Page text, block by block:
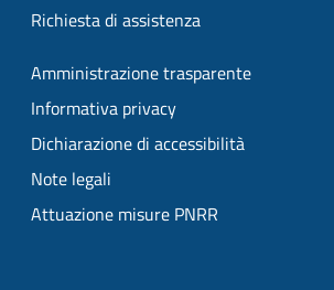
Richiesta di assistenza
Amministrazione trasparente
Informativa privacy
Dichiarazione di accessibilità
Note legali
Attuazione misure PNRR